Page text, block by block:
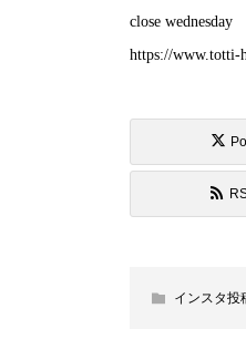
close wednesday
https://www.totti-
インスタ投